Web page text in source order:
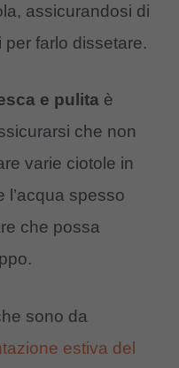
assicurandosi di
farlo dissetare.
e pulita è
che non
varie ciotole in
l’acqua spesso
che possa
sono da
estiva del